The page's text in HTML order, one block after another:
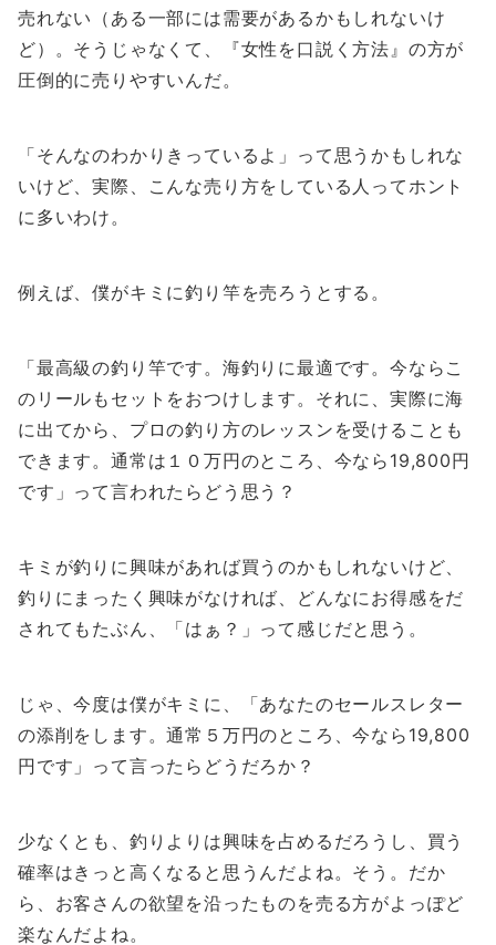
売れない（ある一部には需要があるかもしれないけ
ど）。そうじゃなくて、『女性を口説く方法』の方が
圧倒的に売りやすいんだ。
「そんなのわかりきっているよ」って思うかもしれな
いけど、実際、こんな売り方をしている人ってホント
に多いわけ。
例えば、僕がキミに釣り竿を売ろうとする。
「最高級の釣り竿です。海釣りに最適です。今ならこ
のリールもセットをおつけします。それに、実際に海
に出てから、プロの釣り方のレッスンを受けることも
できます。通常は１０万円のところ、今なら19,800円
です」って言われたらどう思う？
キミが釣りに興味があれば買うのかもしれないけど、
釣りにまったく興味がなければ、どんなにお得感をだ
されてもたぶん、「はぁ？」って感じだと思う。
じゃ、今度は僕がキミに、「あなたのセールスレター
の添削をします。通常５万円のところ、今なら19,800
円です」って言ったらどうだろか？
少なくとも、釣りよりは興味を占めるだろうし、買う
確率はきっと高くなると思うんだよね。そう。だか
ら、お客さんの欲望を沿ったものを売る方がよっぽど
楽なんだよね。